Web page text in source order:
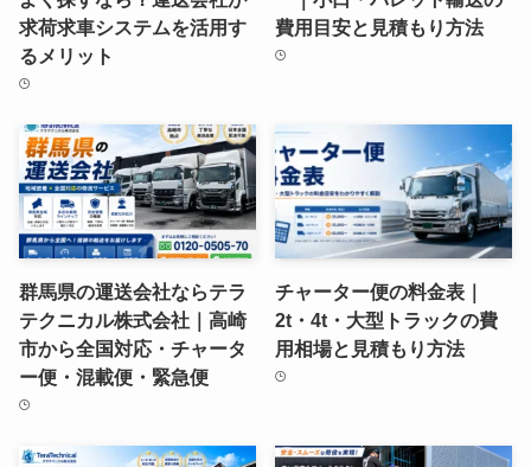
求荷求車システムを活用す
るメリット
費用目安と見積もり方法
群馬県の運送会社ならテラ
テクニカル株式会社｜高崎
市から全国対応・チャータ
ー便・混載便・緊急便
チャーター便の料金表｜
2t・4t・大型トラックの費
用相場と見積もり方法